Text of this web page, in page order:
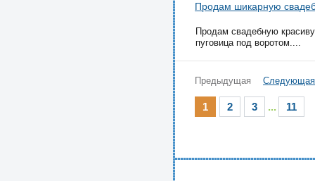
Продам шикарную
Продам свадебную
пуговица под воротом....
Предыдущая Следующая
1 2 3 ... 11